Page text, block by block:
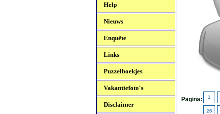
Help
Nieuws
Enquête
Links
Puzzelboekjes
Vakantiefoto's
Disclaimer
Pagina: 1
26